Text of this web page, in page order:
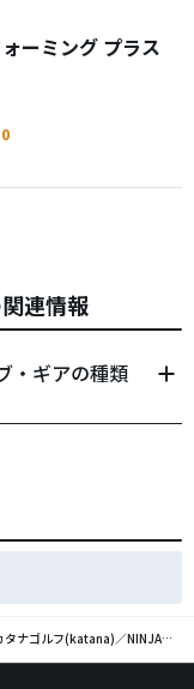
ーミング プラス
連情報
・ギアの種類
ナゴルフ(katana)／NINJAのゴルフギアの口コミ評価